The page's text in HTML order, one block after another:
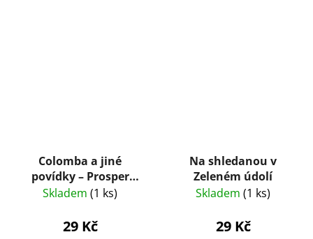
Colomba a jiné
povídky – Prosper
Mérimée (1959)
Skladem (1 ks)
29 Kč
Na shledanou v
Zeleném údolí
Skladem (1 ks)
29 Kč